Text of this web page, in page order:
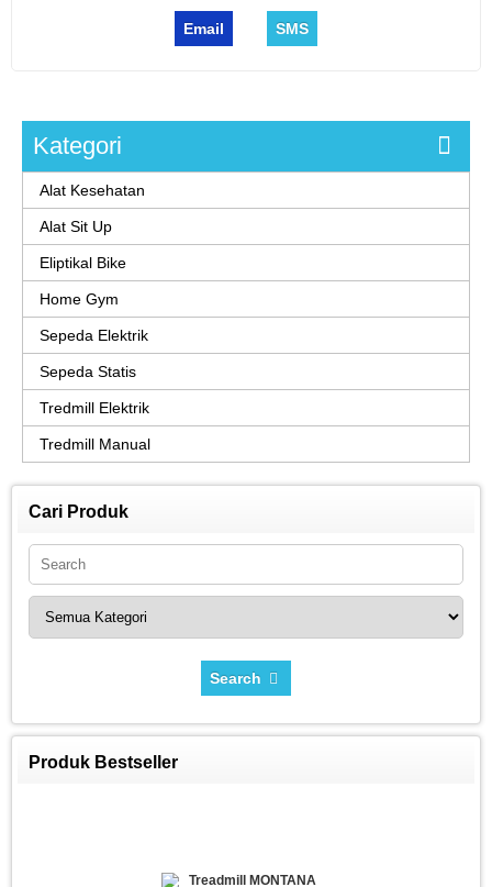
Email SMS
Kategori
Alat Kesehatan
Alat Sit Up
Eliptikal Bike
Home Gym
Sepeda Elektrik
Sepeda Statis
Tredmill Elektrik
Tredmill Manual
Cari Produk
Search
Produk Bestseller